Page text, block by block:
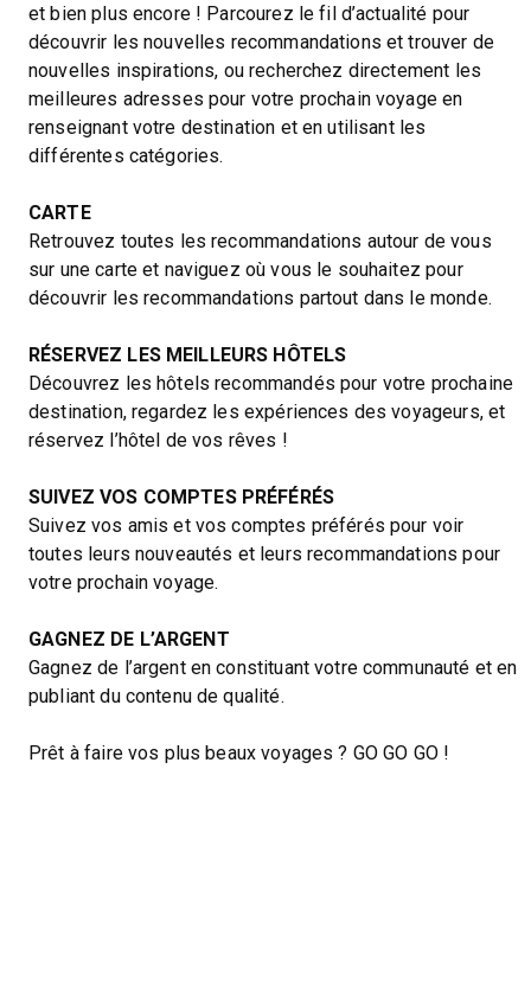
et bien plus encore ! Parcourez le fil d’actualité pour
découvrir les nouvelles recommandations et trouver de
nouvelles inspirations, ou recherchez directement les
meilleures adresses pour votre prochain voyage en
renseignant votre destination et en utilisant les
différentes catégories.
CARTE
Retrouvez toutes les recommandations autour de vous
sur une carte et naviguez où vous le souhaitez pour
découvrir les recommandations partout dans le monde.
RÉSERVEZ LES MEILLEURS HÔTELS
Découvrez les hôtels recommandés pour votre prochaine
destination, regardez les expériences des voyageurs, et
réservez l’hôtel de vos rêves !
SUIVEZ VOS COMPTES PRÉFÉRÉS
Suivez vos amis et vos comptes préférés pour voir
toutes leurs nouveautés et leurs recommandations pour
votre prochain voyage.
GAGNEZ DE L’ARGENT
Gagnez de l’argent en constituant votre communauté et en
publiant du contenu de qualité.
Prêt à faire vos plus beaux voyages ? GO GO GO !